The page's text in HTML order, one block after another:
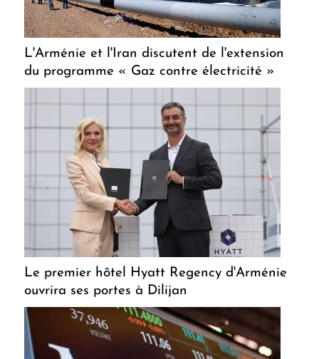
L'Arménie et l'Iran discutent de l'extension
du programme « Gaz contre électricité »
Le premier hôtel Hyatt Regency d'Arménie
ouvrira ses portes à Dilijan